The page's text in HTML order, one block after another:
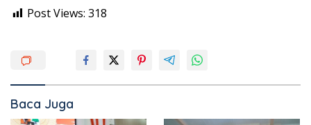
Post Views: 318
Baca Juga